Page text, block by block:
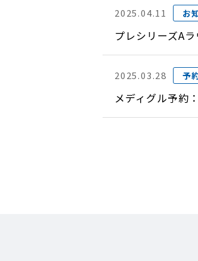
2025.04.11 お
プレシリーズA
2025.03.28 予
メディグル予約